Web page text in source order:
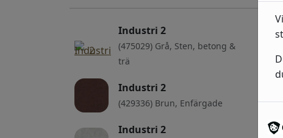
Industri 2
(475029) Grå, Sten, betong &
trä
Industri 2
(429336) Brun, Enfärgade
Industri 2